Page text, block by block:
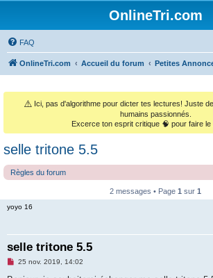
OnlineTri.com
FAQ
OnlineTri.com Accueil du forum Petites
⚠️ Ici, pas d'algorithme pour dicter tes lectures! Juste
humains passionnés.
Excerce ton esprit critique 🧠 pour faire le
selle tritone 5.5
Règles du forum
2 messages • Page 1 sur 1
yoyo 16
selle tritone 5.5
M25 nov. 2019, 14:02